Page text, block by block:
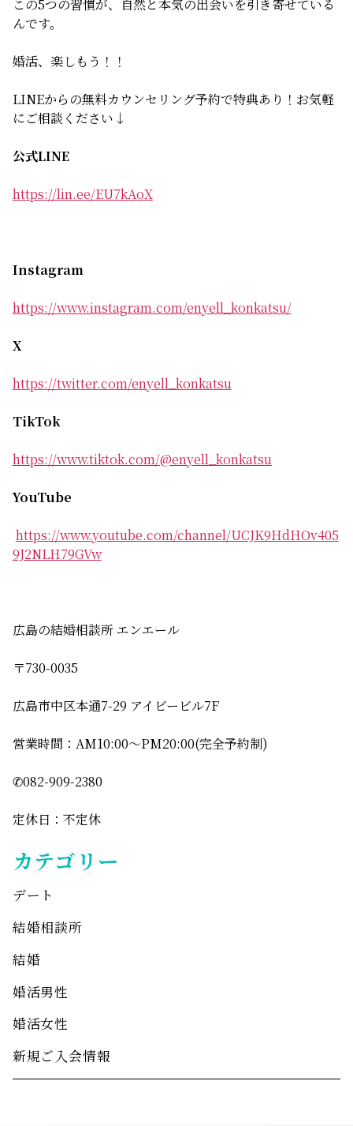
この5つの習慣が、自然と本気の出会いを引き寄せている
んです。
婚活、楽しもう！！
LINEからの無料カウンセリング予約で特典あり！お気軽
にご相談ください↓
公式LINE
https://lin.ee/EU7kAoX
Instagram
https://www.instagram.com/enyell_konkatsu/
X
https://twitter.com/enyell_konkatsu
TikTok
https://www.tiktok.com/@enyell_konkatsu
YouTube
https://www.youtube.com/channel/UCJK9HdHOv405
9J2NLH79GVw
広島の結婚相談所 エンエール
〒730-0035
広島市中区本通7-29 アイビービル7F
営業時間：AM10:00〜PM20:00(完全予約制)
✆082-909-2380
定休日：不定休
カテゴリー
デート
結婚相談所
結婚
婚活男性
婚活女性
新規ご入会情報